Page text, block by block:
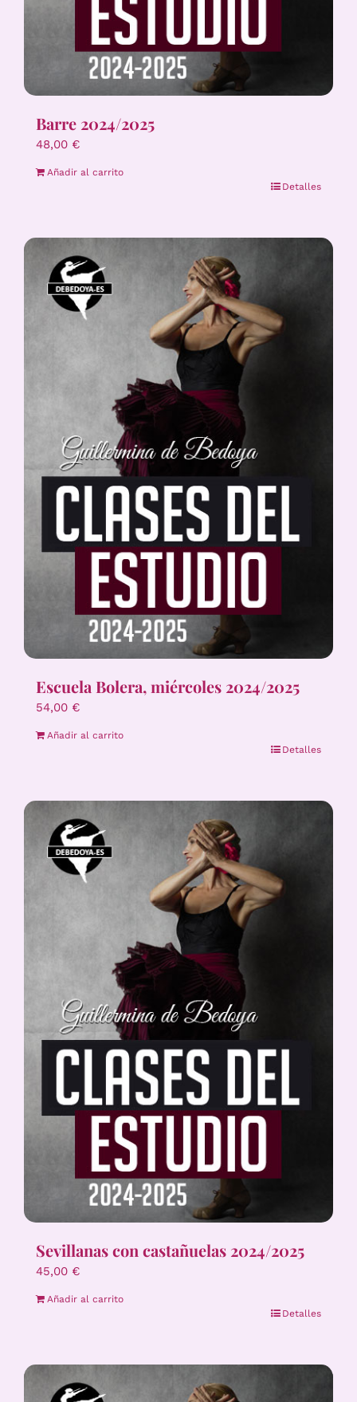
Barre 2024/2025
48,00 €
Añadir al carrito
Detalles
Escuela Bolera, miércoles 2024/2025
54,00 €
Añadir al carrito
Detalles
Sevillanas con castañuelas 2024/2025
45,00 €
Añadir al carrito
Detalles